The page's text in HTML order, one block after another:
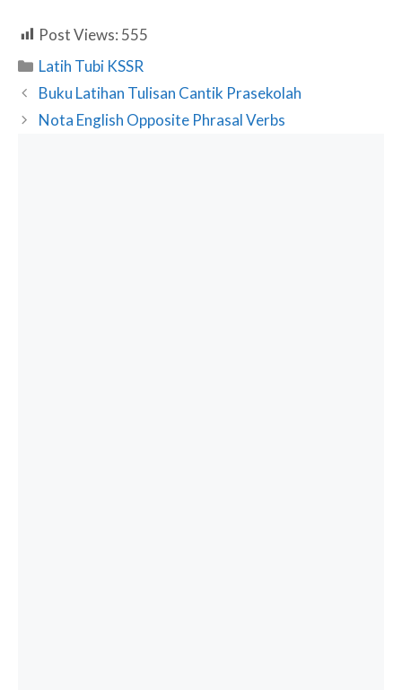
Post Views: 555
Categories
Latih Tubi KSSR
Buku Latihan Tulisan Cantik Prasekolah
Nota English Opposite Phrasal Verbs